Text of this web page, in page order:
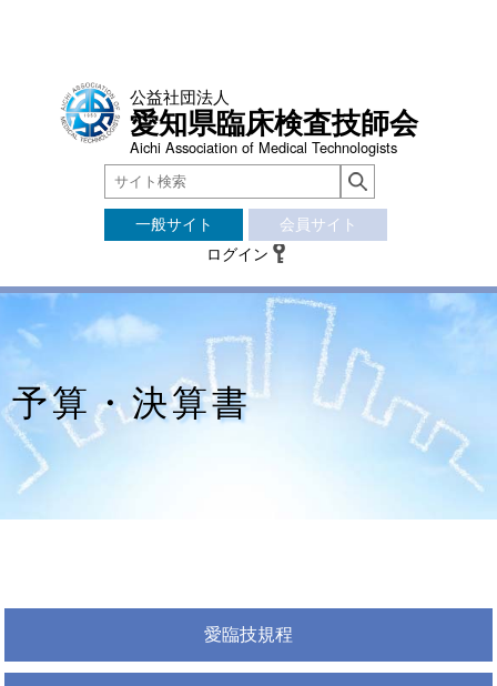
公益社団法人
愛知県臨床検査技師会
Aichi Association of Medical Technologists
一般サイト
会員サイト
ログイン
予算・決算書
愛臨技規程